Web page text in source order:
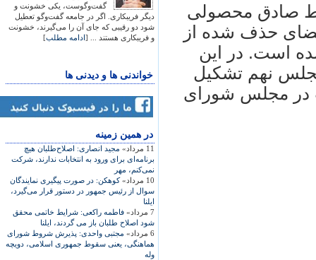
گفت‌وگوست، یکی خشونت و
دیگر فریبکاری. اگر در جامعه گفت‌وگو تعطیل
شود دو رقیبی که جای آن را می‌گیرند، خشونت
و فریبکاری هستند ... [ادامه مطلب]
خواندنی ها و دیدنی ها
در همين زمينه
11 مرداد»
مجيد انصاری: اصلاح‌طلبان هيچ
برنامه‌ای برای ورود به انتخابات ندارند، شرکت
نمی‌کنم، مهر
10 مرداد»
کوهکن: در صورت پيگيری نمايندگان
سوال از رئيس جمهور در دستور قرار می‌گيرد،
ايلنا
7 مرداد»
فاطمه راکعی‌: شرايط خاتمی محقق
شود‎ اصلاح طلبان باز می گردند، ايلنا
6 مرداد»
مجتبی واحدی: پذیرش شروط شورای
هماهنگی، یعنی سقوط جمهوری اسلامی، دويچه
وله
صادق محصولی
حذف شده از
است. در اين
نهم تشکيل
در مجلس شورای